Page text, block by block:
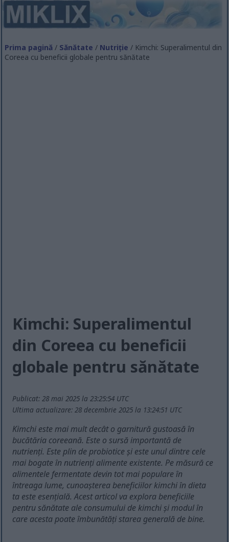
Prima pagină / Sănătate / Nutriție / Kimchi: Superalimentul din
Coreea cu beneficii globale pentru sănătate
Kimchi: Superalimentul
din Coreea cu beneficii
globale pentru sănătate
Publicat: 28 mai 2025 la 23:25:54 UTC
Ultima actualizare: 28 decembrie 2025 la 13:24:51 UTC
Kimchi este mai mult decât o garnitură gustoasă în
bucătăria coreeană. Este o sursă importantă de
nutrienți. Este plin de probiotice și este unul dintre cele
mai bogate în nutrienți alimente existente. Pe măsură ce
alimentele fermentate devin tot mai populare în
întreaga lume, cunoașterea beneficiilor kimchi în dieta
ta este esențială. Acest articol va explora beneficiile
pentru sănătate ale consumului de kimchi și modul în
care acesta poate îmbunătăți starea generală de bine.